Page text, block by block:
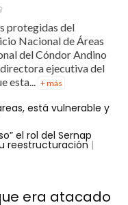
protegidas del
Nacional de Áreas
del Cóndor Andino
ejecutiva del
esta...
+ más
está vulnerable y
el rol del Sernap
reestructuración |
era atacado